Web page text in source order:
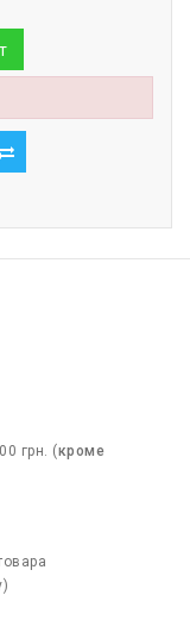
грн. (кроме